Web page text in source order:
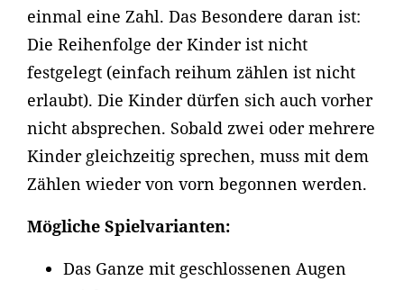
einmal eine Zahl. Das Besondere daran ist:
Die Reihenfolge der Kinder ist nicht
festgelegt (einfach reihum zählen ist nicht
erlaubt). Die Kinder dürfen sich auch vorher
nicht absprechen. Sobald zwei oder mehrere
Kinder gleichzeitig sprechen, muss mit dem
Zählen wieder von vorn begonnen werden.
Mögliche Spielvarianten:
Das Ganze mit geschlossenen Augen